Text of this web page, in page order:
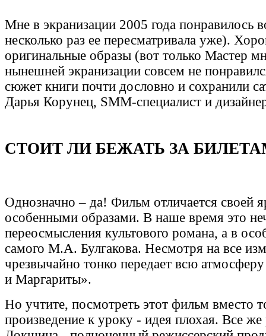
Мне в экранизации 2005 года понравилось
несколько раз ее пересматривала уже).
оригинальные образы (вот только Мастер
нынешней экранизации совсем не
сюжет книги почти дословно и сохранили
Дарья Корунец, SMM-специалист и
СТОИТ ЛИ БЕЖАТЬ ЗА
Однозначно – да! Фильм отличается своей
особенными образами. В наше время это
переосмысления культового романа, а в
самого М.А. Булгакова. Несмотря на все
чрезвычайно тонко передает всю
и Маргариты».
Но учтите, посмотреть этот фильм вместо
произведение к уроку - идея плохая. Все